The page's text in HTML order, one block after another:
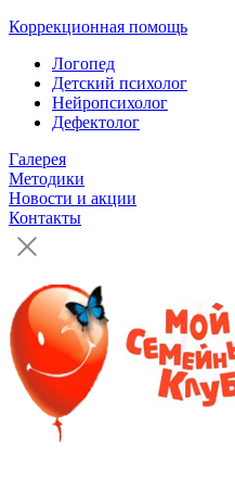
Коррекционная помощь
Логопед
Детский психолог
Нейропсихолог
Дефектолог
Галерея
Методики
Новости и акции
Контакты